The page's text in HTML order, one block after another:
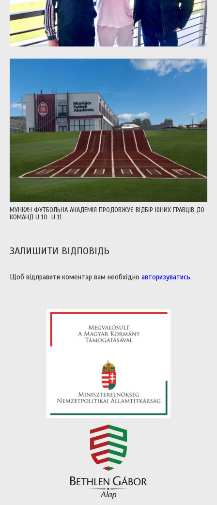
МУНКАЧ ФУТБОЛЬНА АКАДЕМІЯ ПРОДОВЖУЄ ВІДБІР ЮНИХ ГРАВЦІВ ДО
КОМАНД U 10 U 11
ЗАЛИШИТИ ВІДПОВІДЬ
Щоб відправити коментар вам необхідно авторизуватись.